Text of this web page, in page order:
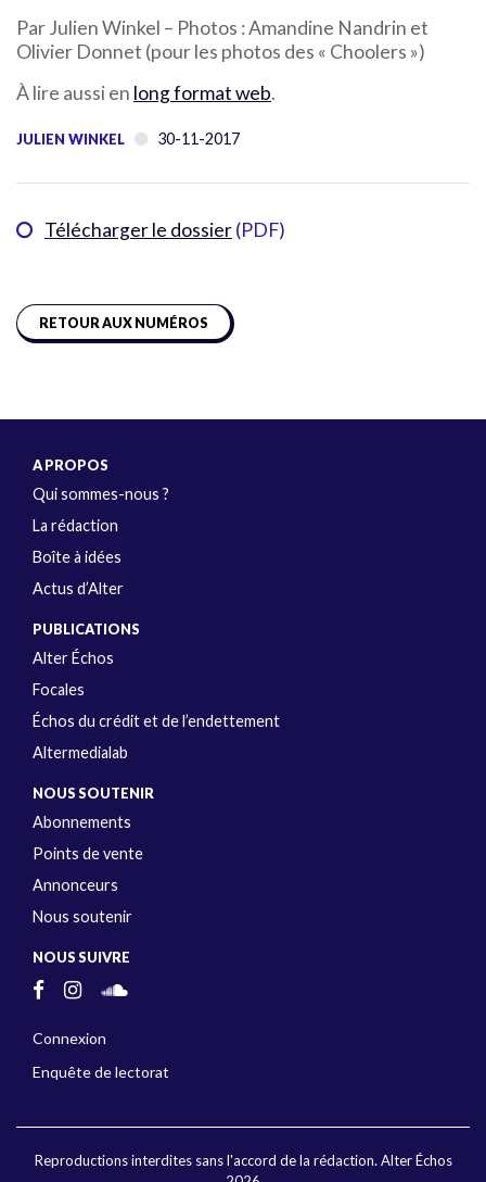
Par Julien Winkel – Photos : Amandine Nandrin et
Olivier Donnet (pour les photos des « Choolers »)
À lire aussi en long format web.
JULIEN WINKEL 30-11-2017
Télécharger le dossier(PDF)
RETOUR AUX NUMÉROS
A PROPOS
Qui sommes-nous ?
La rédaction
Boîte à idées
Actus d’Alter
PUBLICATIONS
Alter Échos
Focales
Échos du crédit et de l’endettement
Altermedialab
NOUS SOUTENIR
Abonnements
Points de vente
Annonceurs
Nous soutenir
NOUS SUIVRE
Connexion
Enquête de lectorat
Reproductions interdites sans l'accord de la rédaction. Alter Échos